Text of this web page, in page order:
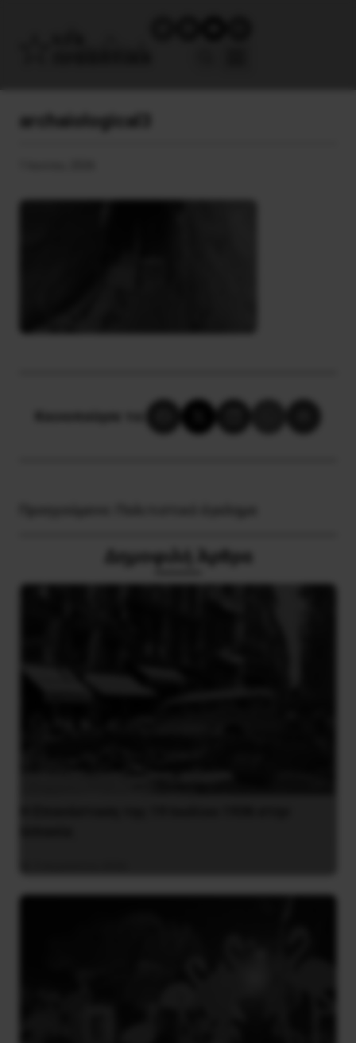
archaiological3
Δημοφιλή Άρθρα